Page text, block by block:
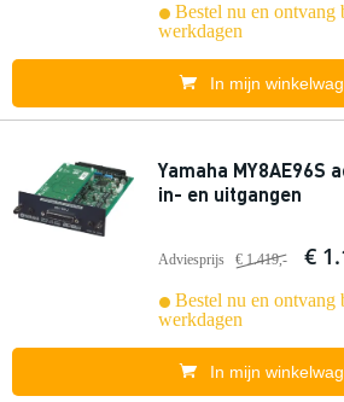
Bestel nu en ontvang
werkdagen
In mijn
Yamaha MY8AE96S
in- en uitgangen
Adviesprijs € 1.419,- €
Bestel nu en ontvang
werkdagen
In mijn